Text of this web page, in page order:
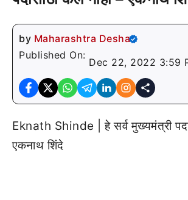
by Maharashtra Desha
Published On:
Dec 22, 2022 3:59
Eknath Shinde | हे सर्व मुख्यमंत्री
एकनाथ शिंदे